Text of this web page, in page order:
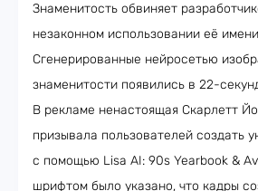
Знаменитость обвиняет
незаконном использовании её
Сгенерированные нейросетью
знаменитости появились в 22-
В рекламе ненастоящая Скарлетт
призывала пользователей создать
с помощью Lisa AI: 90s Yearbook &
шрифтом было указано, что кадры